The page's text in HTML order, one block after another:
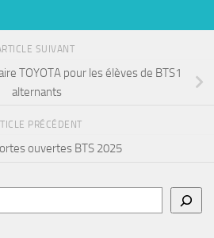
SUIVANT
TOYOTA pour les élèves de BTS1
alternants
PRÉCÉDENT
ouvertes BTS 2025